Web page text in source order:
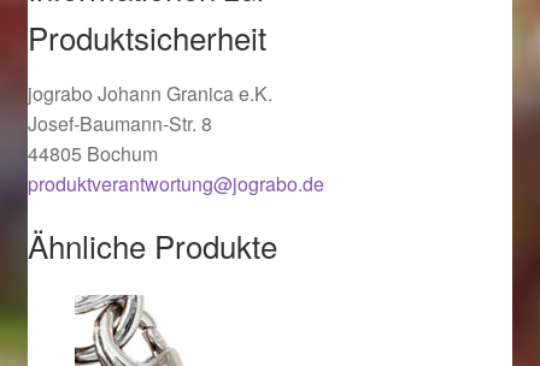
Ostergeschenke finden für Ostern 2022
Partner
Shop
Startseite
Startseite
Valentinstag
Produktsicherheit
jograbo Johann Granica e.K.
Josef-Baumann-Str. 8
44805 Bochum
produktverantwortung@jograbo.de
Ähnliche Produkte